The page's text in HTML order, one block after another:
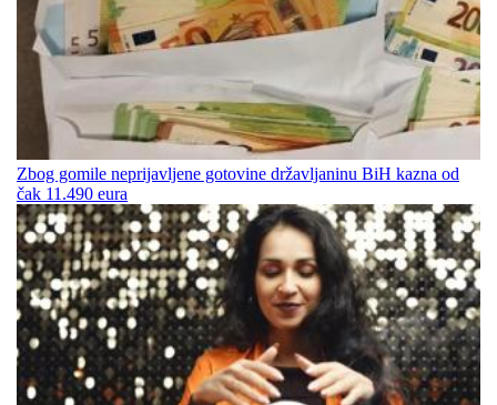
Zbog gomile neprijavljene gotovine državljaninu BiH kazna od
čak 11.490 eura